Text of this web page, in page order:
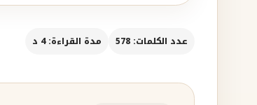
عدد الكلمات: 578 مدة القراءة: 4 د